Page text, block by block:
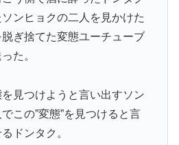
ンヒョクの二人を見かけた
ぎ捨てた変態ユーチューブ
た。
見つけようと言い出すソン
この”変態”を見つけると言
ドンタク。